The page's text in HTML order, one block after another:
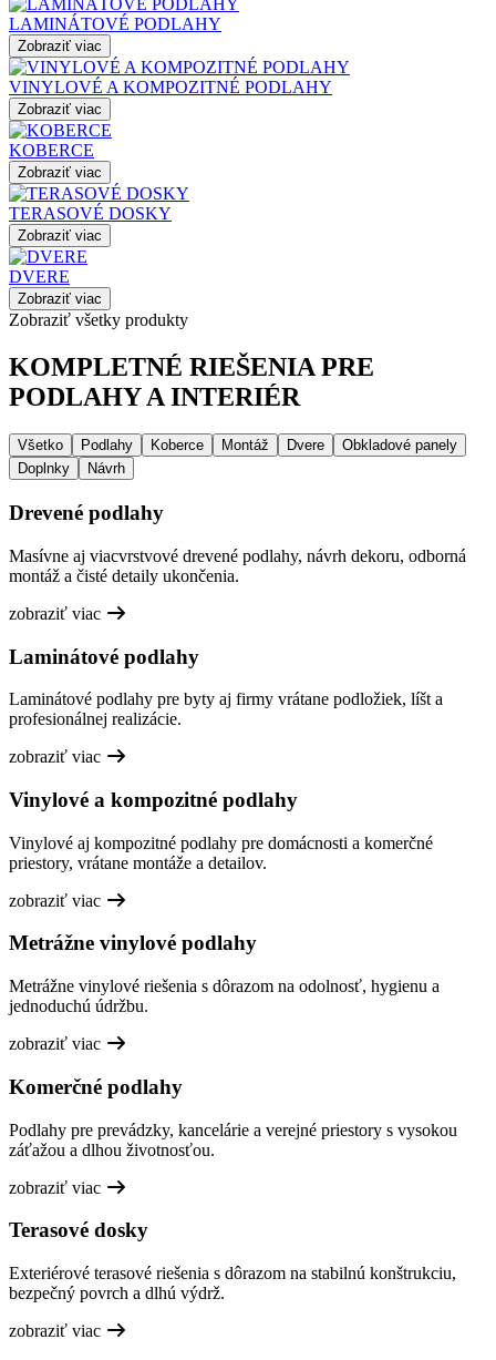
LAMINÁTOVÉ PODLAHY
Zobraziť viac
VINYLOVÉ A KOMPOZITNÉ PODLAHY
Zobraziť viac
KOBERCE
Zobraziť viac
TERASOVÉ DOSKY
Zobraziť viac
DVERE
Zobraziť viac
Zobraziť všetky produkty
KOMPLETNÉ RIEŠENIA PRE
PODLAHY A INTERIÉR
Všetko Podlahy Koberce Montáž Dvere
Obkladové panely
Doplnky
Návrh
Drevené podlahy
Masívne aj viacvrstvové drevené podlahy, návrh dekoru, odborná
montáž a čisté detaily ukončenia.
zobraziť viac
Laminátové podlahy
Laminátové podlahy pre byty aj firmy vrátane podložiek, líšt a
profesionálnej realizácie.
zobraziť viac
Vinylové a kompozitné podlahy
Vinylové aj kompozitné podlahy pre domácnosti a komerčné
priestory, vrátane montáže a detailov.
zobraziť viac
Metrážne vinylové podlahy
Metrážne vinylové riešenia s dôrazom na odolnosť, hygienu a
jednoduchú údržbu.
zobraziť viac
Komerčné podlahy
Podlahy pre prevádzky, kancelárie a verejné priestory s vysokou
záťažou a dlhou životnosťou.
zobraziť viac
Terasové dosky
Exteriérové terasové riešenia s dôrazom na stabilnú konštrukciu,
bezpečný povrch a dlhú výdrž.
zobraziť viac